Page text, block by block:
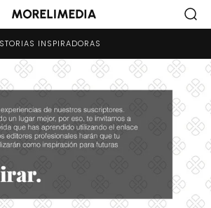
INSPIRADORAS